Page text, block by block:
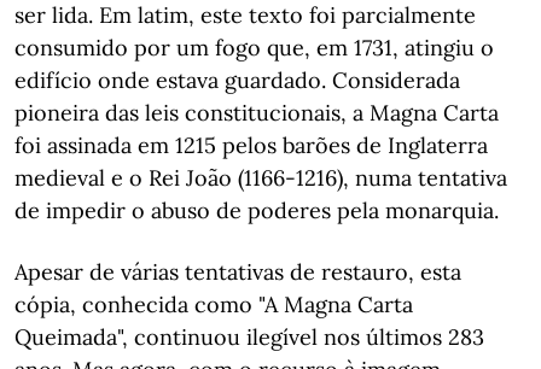
ser lida. Em latim, este texto foi parcialmente
consumido por um fogo que, em 1731, atingiu o
edifício onde estava guardado. Considerada
pioneira das leis constitucionais, a Magna Carta
foi assinada em 1215 pelos barões de Inglaterra
medieval e o Rei João (1166-1216), numa tentativa
de impedir o abuso de poderes pela monarquia.
Apesar de várias tentativas de restauro, esta
cópia, conhecida como "A Magna Carta
Queimada", continuou ilegível nos últimos 283